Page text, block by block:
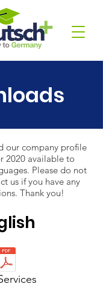
our company profile
2020 available to
Please do not
us if you have any
Thank you!